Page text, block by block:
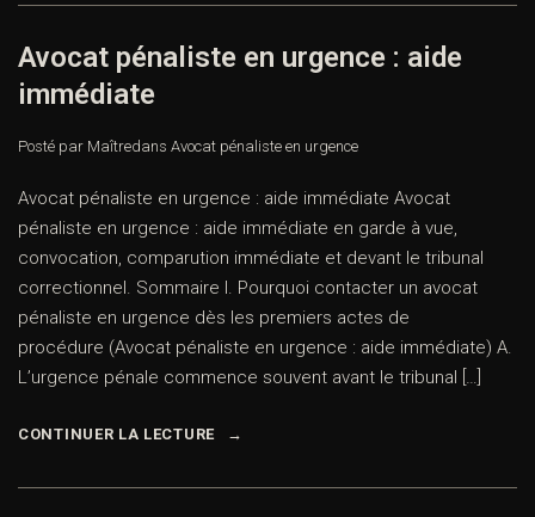
Avocat pénaliste en urgence : aide
immédiate
Posté par Maîtredans Avocat pénaliste en urgence
Avocat pénaliste en urgence : aide immédiate Avocat
pénaliste en urgence : aide immédiate en garde à vue,
convocation, comparution immédiate et devant le tribunal
correctionnel. Sommaire I. Pourquoi contacter un avocat
pénaliste en urgence dès les premiers actes de
procédure (Avocat pénaliste en urgence : aide immédiate) A.
L’urgence pénale commence souvent avant le tribunal […]
CONTINUER LA LECTURE